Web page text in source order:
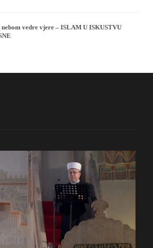
nebom vedre vjere – ISLAM U ISKUSTVU